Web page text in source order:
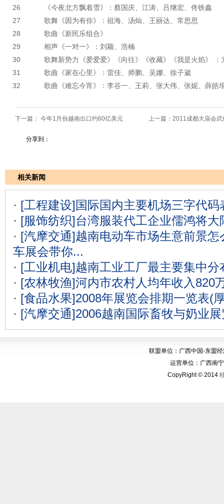
26
《今夜北方飘着雪》：蔡国庆、江涛、吕继宏、佟铁鑫
27
歌舞《因为有你》：祖海、汤灿、王丽达、常思思
28
歌曲《新民乐组合》
29
相声《一对一》：刘颖、浩楠
30
歌舞新势力《爱爱爱》《向往》《收藏》《我是火焰》 ：
31
歌曲《家在心里》：雷佳、师鹏、吴娜、徐子崴
32
歌曲《难忘今宵》：李谷一、王莉、张大伟、张妮、薛皓
下一篇： 今年1月份越南出口约60亿美元 上一篇： 2011成都大庙会
分享到：
相关新闻
· [工程建设]国际国内主要机场三字代码
· [服饰纺织]台湾服装代工企业儒鸿将
· [汽摩交通]越南电动车市场生意前景
车展会带你...
· [工业机电]越南工业工厂最主要集中分
· [农林牧渔]河内市农村人均年收入820
· [食品水果]2008年展览会排期一览表(
· [汽摩交通]2006越南国际畜牧与奶业
联盟单位：广西中国-东盟
运营单位：广西南
CopyRight © 2014